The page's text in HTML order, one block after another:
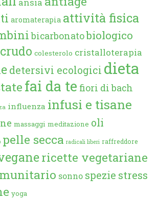
ansia
aromaterapia attività fisica
bicarbonatobiologico
colesterolo cristalloterapia
detersivi ecologici dieta
fai da te fiori di bach
influenza infusi e tisane
massaggi meditazione oli
pelle secca radicali liberi raffreddore
ricette vegetariane
sonno spezie stress
yoga